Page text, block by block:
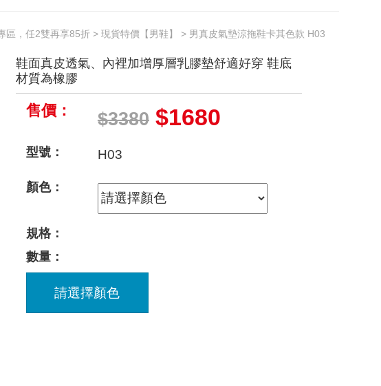
區，任2雙再享85折> 現貨特價【男鞋】 > 男真皮氣墊涼拖鞋卡其色款 H03
鞋面真皮透氣、內裡加增厚層乳膠墊舒適好穿 鞋底
材質為橡膠
售價： $3380$1680
型號： H03
顏色：
規格：
數量：
請選擇顏色